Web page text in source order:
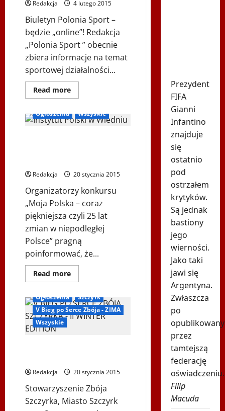
–
KOMUNIKAT
PKOI
Redakcja 4 lutego 2015
Biuletyn Polonia Sport –
będzie „online”! Redakcja
„Polonia Sport ” obecnie
zbiera informacje na temat
sportowej działalności...
Read moreDowiedz
się
Biuletyn
Polonia
Inne
Konkurs „Moja Polska – coraz piękniejsza”
Ogłoszenia
Wszyskie
Redakcja 20 stycznia 2015
Organizatorzy konkursu
„Moja Polska – coraz
piękniejsza czyli 25 lat
zmian w niepodległej
Polsce” pragną
poinformować, że...
Read moreDowiedz
się
Wręczenie
nagród
Konkursu
„Moja
Biegi i rekreacja
Ogłoszenia
Szczyrk
V Bieg po Serce Zbója - ZIMA
Wszyskie
Redakcja 20 stycznia 2015
Stowarzyszenie Zbója
Szczyrka, Miasto Szczyrk
Prezydent
FIFA
Gianni
Infantino
znajduje
się
ostatnio
pod
ostrzałem
krytyków.
Są jednak
bastiony
jego
wierności.
Jako taki
jawi się
Argentyna.
Zwłaszcza
po
przez
tamtejszą
federację
oświadczeniu.
Filip
Macuda